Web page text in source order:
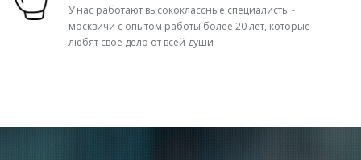
У нас работают высококлассные специалисты -
москвичи с опытом работы более 20 лет, которые
любят свое дело от всей души